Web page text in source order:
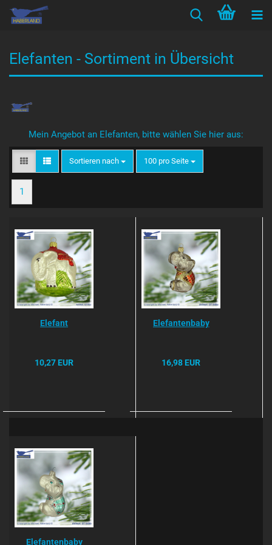
Elefanten - Sortiment in Übersicht
Mein Angebot an Elefanten, bitte wählen Sie hier aus:
Sortieren nach
Sortieren nach 100 pro Seite
pro Seite
1
Elefant
10,27 EUR
Elefantenbaby
16,98 EUR
Elefantenbaby